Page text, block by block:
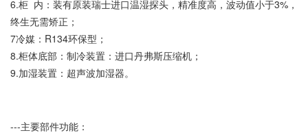
6.柜 内：装有原装瑞士进口温湿探头，精准度高，波动值小于3%，
终生无需矫正；
7冷媒：R134环保型；
8.柜体底部：制冷装置：进口丹弗斯压缩机；
9.加湿装置：超声波加湿器。
---主要部件功能：